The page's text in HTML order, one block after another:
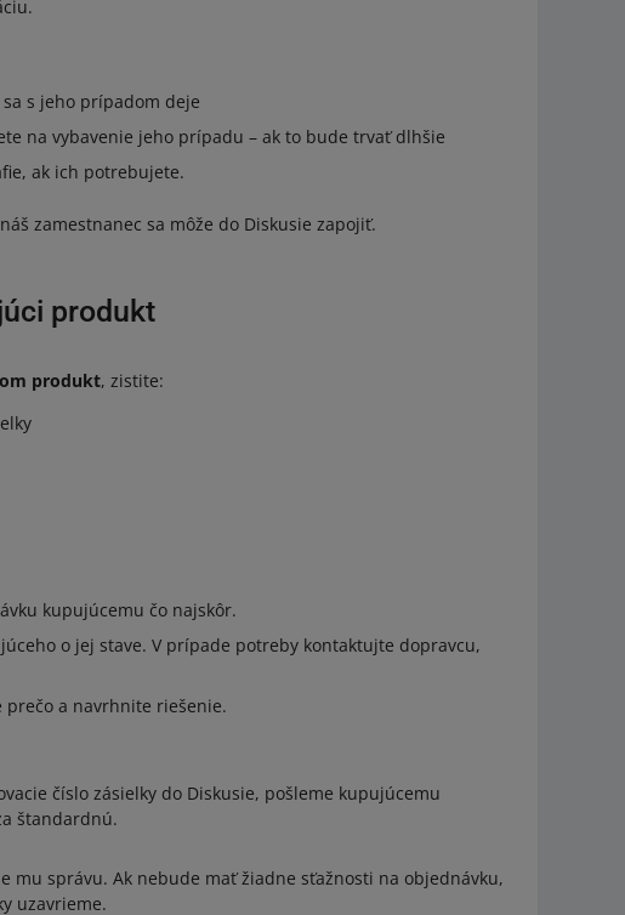
s jeho prípadom deje
na vybavenie jeho prípadu – ak to bude trvať dlhšie
ak ich potrebujete.
zamestnanec sa môže do Diskusie zapojiť.
produkt
produkt, zistite:
kupujúcemu čo najskôr.
o jej stave. V prípade potreby kontaktujte dopravcu,
prečo a navrhnite riešenie.
číslo zásielky do Diskusie, pošleme kupujúcemu
štandardnú.
mu správu. Ak nebude mať žiadne sťažnosti na objednávku,
uzavrieme.